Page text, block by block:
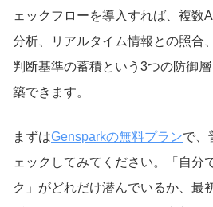
ェックフローを導入すれば、複数
分析、リアルタイム情報との照合
判断基準の蓄積という3つの防御
築できます。
まずはGensparkの無料プランで、
ェックしてみてください。「自分
ク」がどれだけ潜んでいるか、最